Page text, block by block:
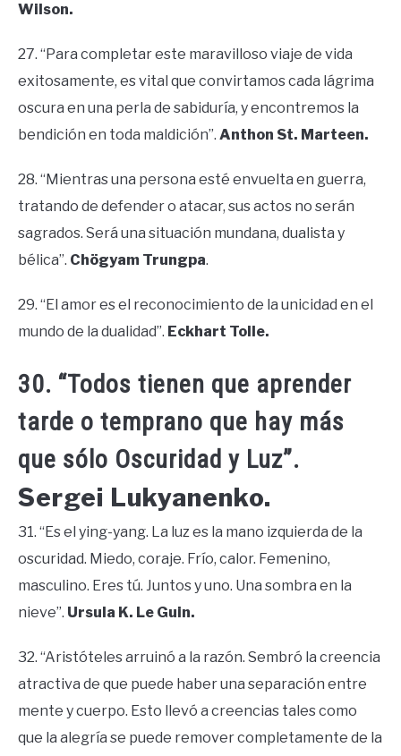
Wilson.
27. “Para completar este maravilloso viaje de vida
exitosamente, es vital que convirtamos cada lágrima
oscura en una perla de sabiduría, y encontremos la
bendición en toda maldición”. Anthon St. Marteen.
28. “Mientras una persona esté envuelta en guerra,
tratando de defender o atacar, sus actos no serán
sagrados. Será una situación mundana, dualista y
bélica”. Chögyam Trungpa.
29. “El amor es el reconocimiento de la unicidad en el
mundo de la dualidad”. Eckhart Tolle.
30. “Todos tienen que aprender
tarde o temprano que hay más
que sólo Oscuridad y Luz”.
Sergei Lukyanenko.
31. “Es el ying-yang. La luz es la mano izquierda de la
oscuridad. Miedo, coraje. Frío, calor. Femenino,
masculino. Eres tú. Juntos y uno. Una sombra en la
nieve”. Ursula K. Le Guin.
32. “Aristóteles arruinó a la razón. Sembró la creencia
atractiva de que puede haber una separación entre
mente y cuerpo. Esto llevó a creencias tales como
que la alegría se puede remover completamente de la